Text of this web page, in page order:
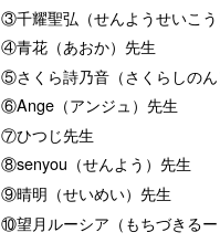
③千耀聖弘（せんようせいこ
④青花（あおか）先生
⑤さくら詩乃音（さくらしの
⑥Ange（アンジュ）先生
⑦ひつじ先生
⑧senyou（せんよう）先生
⑨晴明（せいめい）先生
⑩望月ルーシア（もちづきる